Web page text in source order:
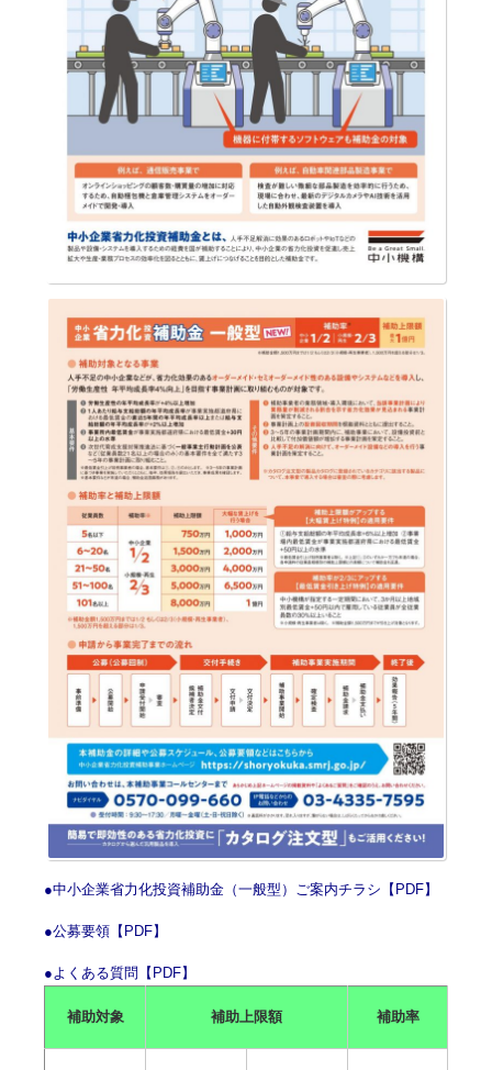
●中小企業省力化投資補助金（一般型）ご案内チラシ【PDF】
●公募要領【PDF】
●よくある質問【PDF】
補助対象 補助上限額 補助率